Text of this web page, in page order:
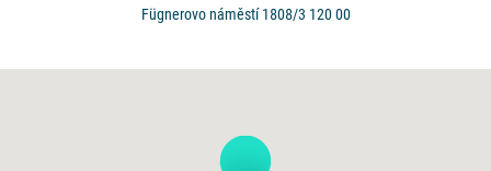
Fügnerovo náměstí 1808/3 120 00